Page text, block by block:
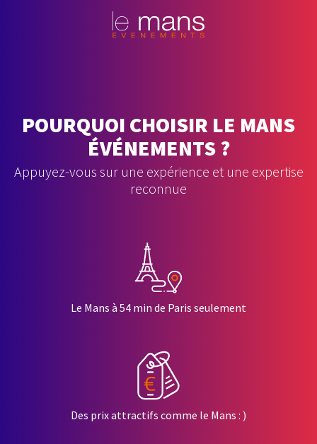
POURQUOI CHOISIR LE MANS
ÉVÉNEMENTS ?
Appuyez-vous sur une expérience et une expertise
reconnue
Le Mans à 54 min de Paris seulement
Des prix attractifs comme le Mans : )